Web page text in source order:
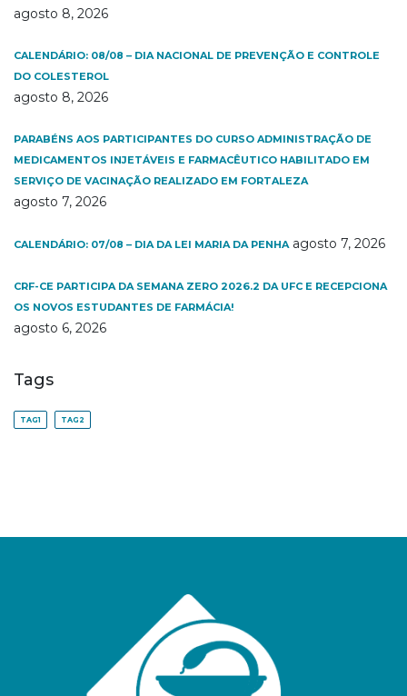
agosto 8, 2026
CALENDÁRIO: 08/08 – DIA NACIONAL DE PREVENÇÃO E CONTROLE
DO COLESTEROL
agosto 8, 2026
PARABÉNS AOS PARTICIPANTES DO CURSO ADMINISTRAÇÃO DE
MEDICAMENTOS INJETÁVEIS E FARMACÊUTICO HABILITADO EM
SERVIÇO DE VACINAÇÃO REALIZADO EM FORTALEZA
agosto 7, 2026
CALENDÁRIO: 07/08 – DIA DA LEI MARIA DA PENHA agosto 7, 2026
CRF-CE PARTICIPA DA SEMANA ZERO 2026.2 DA UFC E RECEPCIONA
OS NOVOS ESTUDANTES DE FARMÁCIA!
agosto 6, 2026
Tags
TAG1 TAG2